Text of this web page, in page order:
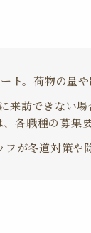
。荷物の量や
来訪できない
各職種の募集
が冬道対策や